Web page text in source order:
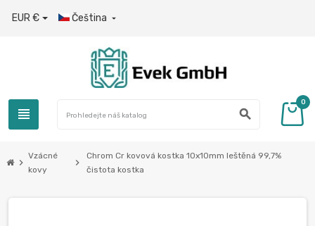
EUR € Čeština 
view_headline search
0
chevron_right
Vzácné
kovy
chevron_right
Chrom Cr kovová kostka 10x10mm leštěná 99,7%
čistota kostka